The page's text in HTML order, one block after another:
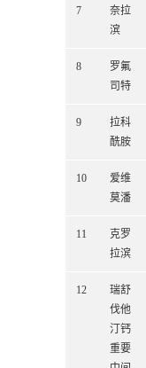
7
奈拉
滨
8
罗氟
司特
9
拉科
酰胺
10
爱维
莫潘
11
克罗
拉滨
12
瑞舒
伐他
汀钙
重要